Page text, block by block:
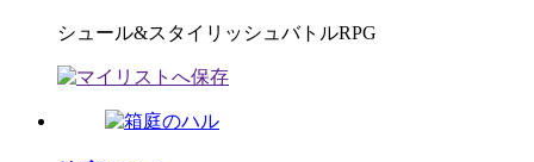
シュール&スタイリッシュバトルRPG